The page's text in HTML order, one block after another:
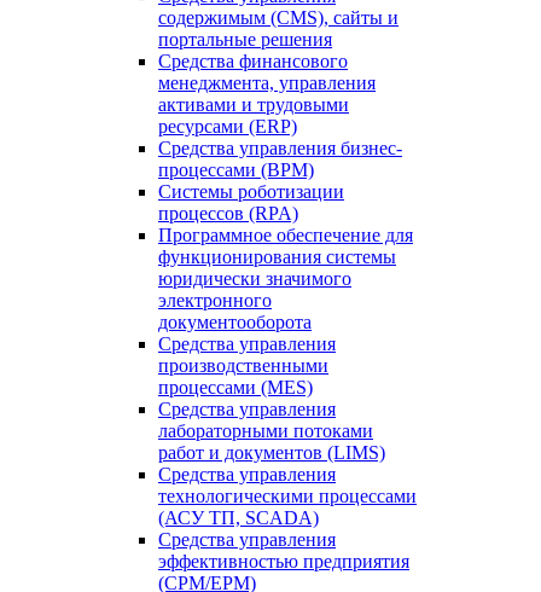
содержимым (CMS), сайты и
портальные решения
Средства финансового
менеджмента, управления
активами и трудовыми
ресурсами (ERP)
Средства управления бизнес-
процессами (BPM)
Системы роботизации
процессов (RPA)
Программное обеспечение для
функционирования системы
юридически значимого
электронного
документооборота
Средства управления
производственными
процессами (MES)
Средства управления
лабораторными потоками
работ и документов (LIMS)
Средства управления
технологическими процессами
(АСУ ТП, SCADA)
Средства управления
эффективностью предприятия
(CPM/EPM)